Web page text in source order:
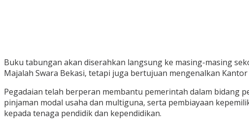
Buku tabungan akan diserahkan langsung ke masing-masing
Majalah Swara Bekasi, tetapi juga bertujuan mengenalkan Kantor
Pegadaian telah berperan membantu pemerintah dalam bidang
pinjaman modal usaha dan multiguna, serta pembiayaan
kepada tenaga pendidik dan kependidikan.